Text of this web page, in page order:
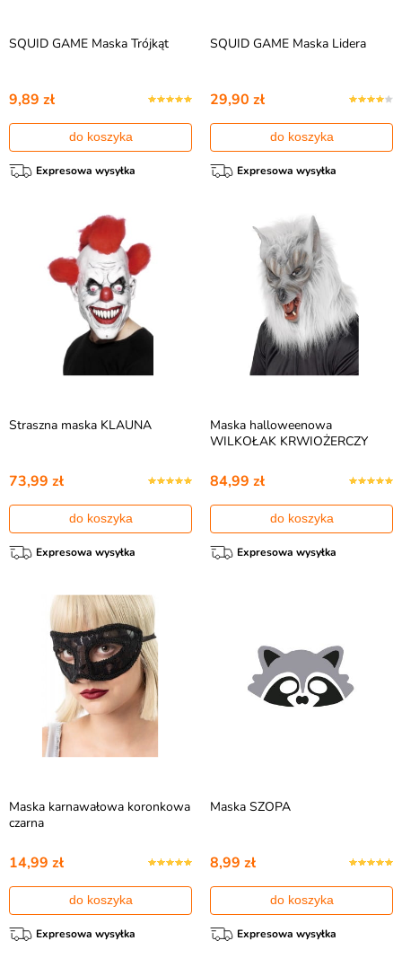
SQUID GAME Maska Trójkąt
9,89 zł
do koszyka
Expresowa wysyłka
SQUID GAME Maska Lidera
29,90 zł
do koszyka
Expresowa wysyłka
Straszna maska KLAUNA
73,99 zł
do koszyka
Expresowa wysyłka
Maska halloweenowa
WILKOŁAK KRWIOŻERCZY
84,99 zł
do koszyka
Expresowa wysyłka
Maska karnawałowa koronkowa
czarna
14,99 zł
do koszyka
Expresowa wysyłka
Maska SZOPA
8,99 zł
do koszyka
Expresowa wysyłka